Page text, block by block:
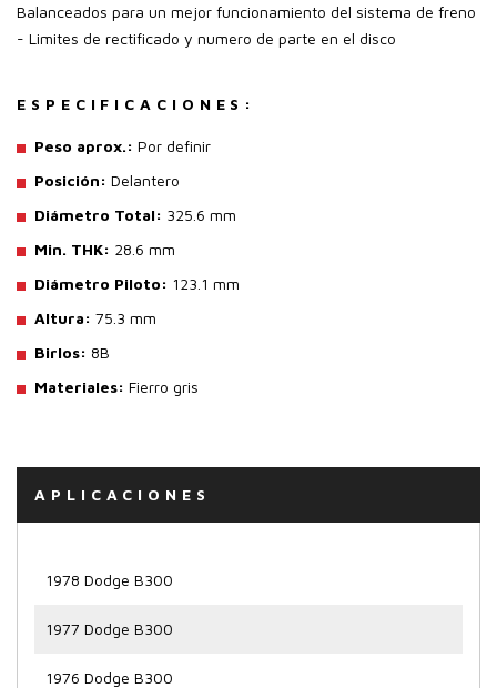
Balanceados para un mejor funcionamiento del sistema de freno
- Limites de rectificado y numero de parte en el disco
ESPECIFICACIONES:
Peso aprox.: Por definir
Posición: Delantero
Diámetro Total: 325.6 mm
Min. THK: 28.6 mm
Diámetro Piloto: 123.1 mm
Altura: 75.3 mm
Birlos: 8B
Materiales: Fierro gris
APLICACIONES
1978 Dodge B300
1977 Dodge B300
1976 Dodge B300